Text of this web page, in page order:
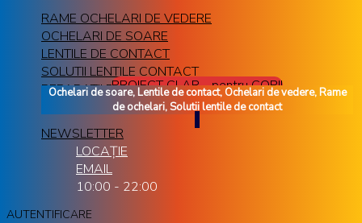
RAME OCHELARI DE VEDERE
OCHELARI DE SOARE
LENTILE DE CONTACT
SOLUTII LENTILE CONTACT
REPARATII RAME OCHELARI
PROIECT CLAR - pentru COPII
Ochelari de soare, Lentile de contact, Ochelari de vedere, Rame
de ochelari, Solutii lentile de contact
NEWSLETTER
LOCAȚIE
EMAIL
10:00 - 22:00
AUTENTIFICARE